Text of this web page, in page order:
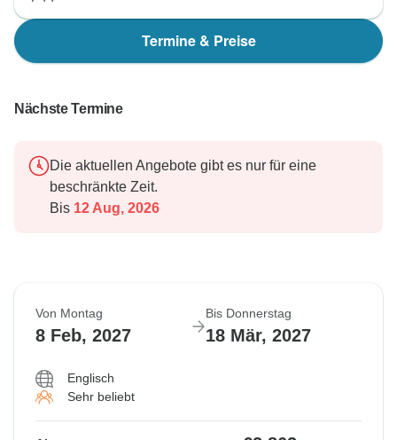
Termine & Preise
Nächste Termine
Die aktuellen Angebote gibt es nur für eine
beschränkte Zeit.
Bis 12 Aug, 2026
Von Montag
8 Feb, 2027
Bis Donnerstag
18 Mär, 2027
Englisch
Sehr beliebt